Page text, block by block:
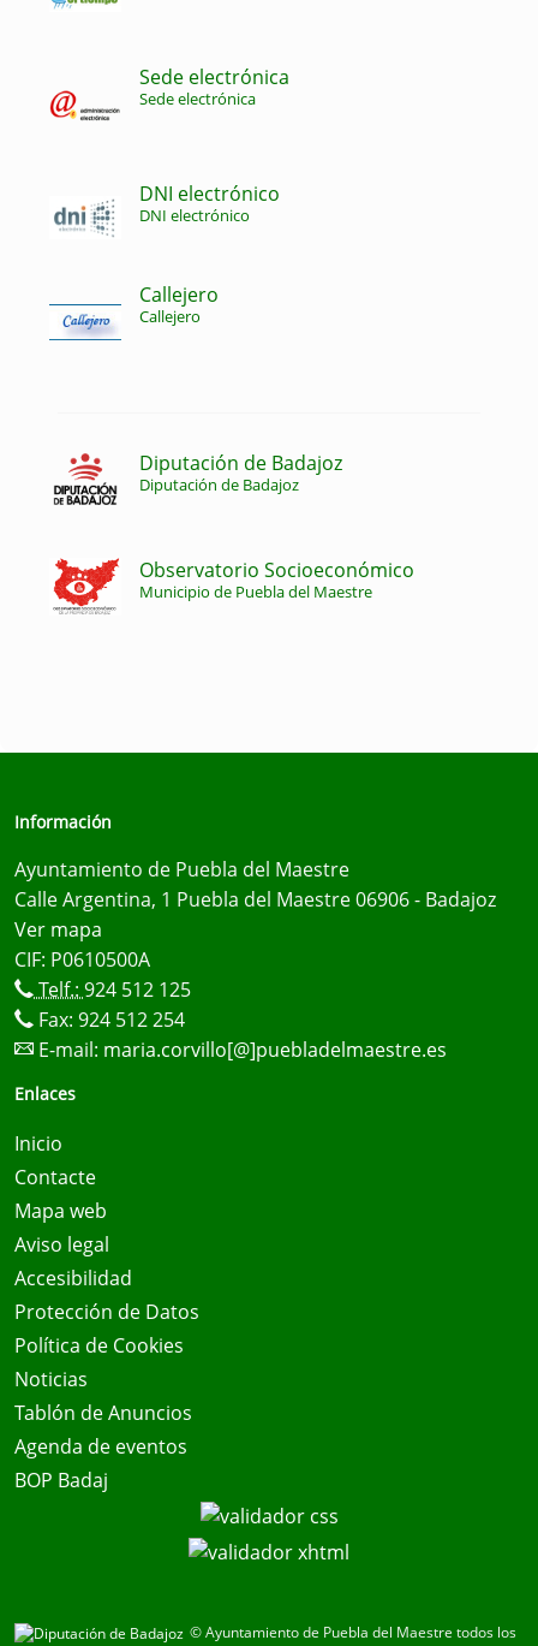
Sede electrónica
Sede electrónica
DNI electrónico
DNI electrónico
Callejero
Callejero
Diputación de Badajoz
Diputación de Badajoz
Observatorio Socioeconómico
Municipio de Puebla del Maestre
Información
Ayuntamiento de Puebla del Maestre
Calle Argentina, 1 Puebla del Maestre 06906 - Badajoz
Ver mapa
CIF: P0610500A
Telf.: 924 512 125
Fax: 924 512 254
E-mail: maria.corvillo[@]puebladelmaestre.es
Enlaces
Inicio
Contacte
Mapa web
Aviso legal
Accesibilidad
Protección de Datos
Política de Cookies
Noticias
Tablón de Anuncios
Agenda de eventos
BOP Badaj
© Ayuntamiento de Puebla del Maestre todos los